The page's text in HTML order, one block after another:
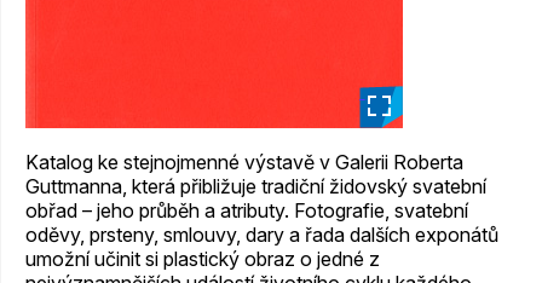
Katalog ke stejnojmenné výstavě v Galerii Roberta
Guttmanna, která přibližuje tradiční židovský svatební
obřad – jeho průběh a atributy. Fotografie, svatební
oděvy, prsteny, smlouvy, dary a řada dalších exponátů
umožní učinit si plastický obraz o jedné z